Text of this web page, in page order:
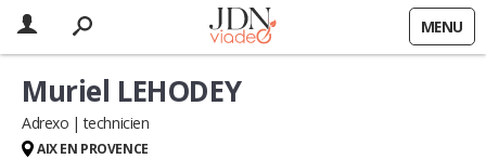
MENU
Muriel LEHODEY
Adrexo technicien
AIX EN PROVENCE